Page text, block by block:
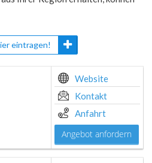
eintragen!
Website
Kontakt
Anfahrt
Angebot anfordern